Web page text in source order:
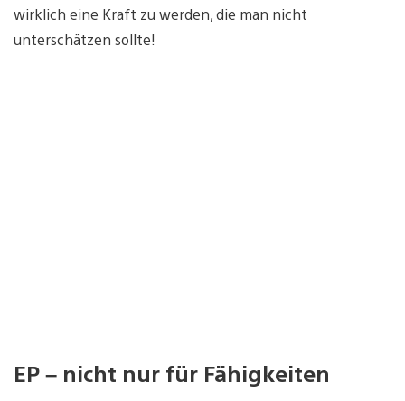
wirklich eine Kraft zu werden, die man nicht
unterschätzen sollte!
EP – nicht nur für Fähigkeiten